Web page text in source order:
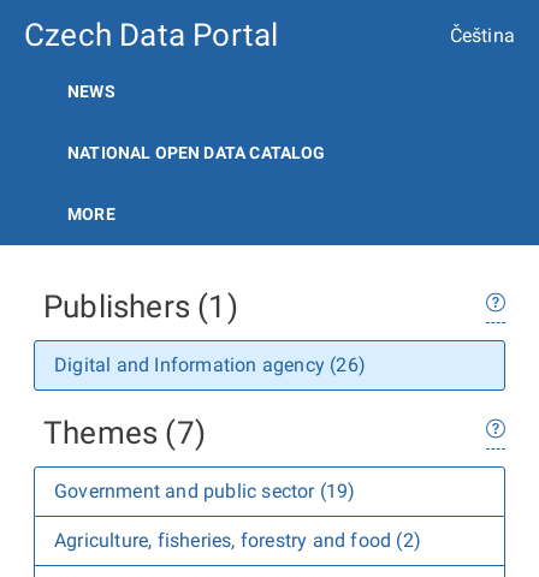
Czech Data Portal Čeština
NEWS
NATIONAL OPEN DATA CATALOG
MORE
Publishers (1)
Digital and Information agency (26)
Themes (7)
Government and public sector (19)
Agriculture, fisheries, forestry and food (2)